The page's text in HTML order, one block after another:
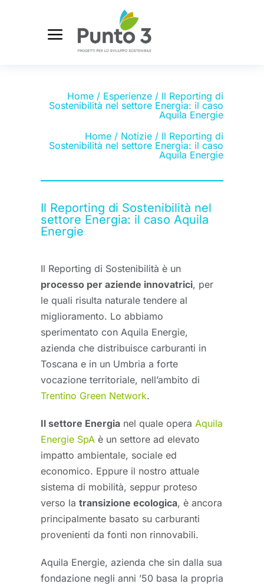
Home / Esperienze / Il Reporting di
Sostenibilità nel settore Energia: il caso
Aquila Energie
Home / Notizie / Il Reporting di
Sostenibilità nel settore Energia: il caso
Aquila Energie
Il Reporting di Sostenibilità nel
settore Energia: il caso Aquila
Energie
Il Reporting di Sostenibilità è un
processo per aziende innovatrici, per
le quali risulta naturale tendere al
miglioramento. Lo abbiamo
sperimentato con Aquila Energie,
azienda che distribuisce carburanti in
Toscana e in un Umbria a forte
vocazione territoriale, nell’ambito di
Trentino Green Network.
Il settore Energia nel quale opera Aquila
Energie SpA è un settore ad elevato
impatto ambientale, sociale ed
economico. Eppure il nostro attuale
sistema di mobilità, seppur proteso
verso la transizione ecologica, è ancora
principalmente basato su carburanti
provenienti da fonti non rinnovabili.
Aquila Energie, azienda che sin dalla sua
fondazione negli anni ’50 basa la propria